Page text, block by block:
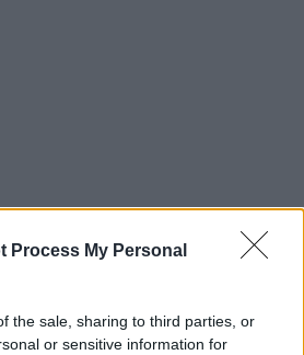
Process My Personal
the sale, sharing to third parties, or
or sensitive information for